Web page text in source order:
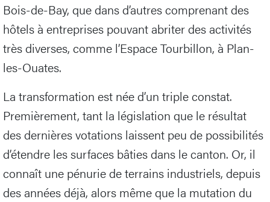
Bois-de-Bay, que dans d’autres comprenant des
hôtels à entreprises pouvant abriter des activités
très diverses, comme l’Espace Tourbillon, à Plan-
les-Ouates.
La transformation est née d’un triple constat.
Premièrement, tant la législation que le résultat
des dernières votations laissent peu de possibilités
d’étendre les surfaces bâties dans le canton. Or, il
connaît une pénurie de terrains industriels, depuis
des années déjà, alors même que la mutation du